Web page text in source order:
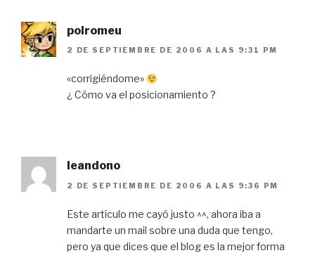
polromeu
2 DE SEPTIEMBRE DE 2006 A LAS 9:31 PM
«corrigiéndome»
¿ Cómo va el posicionamiento ?
leandono
2 DE SEPTIEMBRE DE 2006 A LAS 9:36 PM
Este artículo me cayó justo ^^, ahora iba a
mandarte un mail sobre una duda que tengo,
pero ya que dices que el blog es la mejor forma